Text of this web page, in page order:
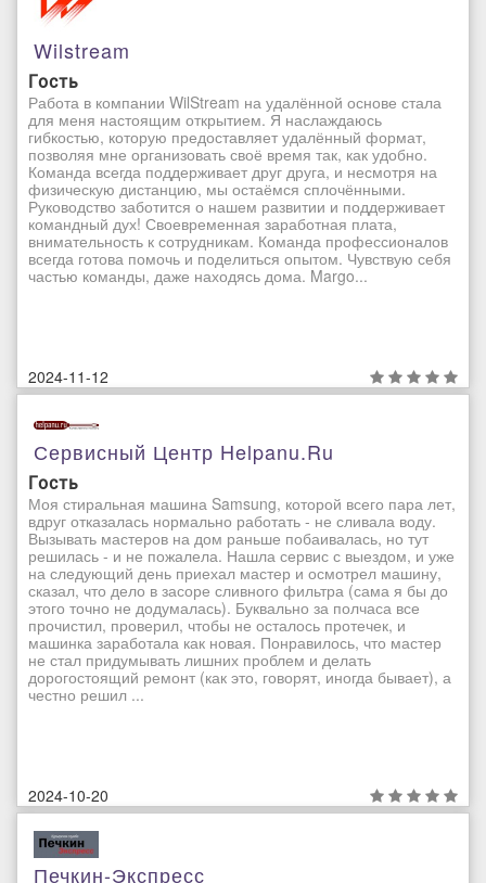
Wilstream
Гость
Работа в компании WilStream на удалённой основе стала
для меня настоящим открытием. Я наслаждаюсь
гибкостью, которую предоставляет удалённый формат,
позволяя мне организовать своё время так, как удобно.
Команда всегда поддерживает друг друга, и несмотря на
физическую дистанцию, мы остаёмся сплочёнными.
Руководство заботится о нашем развитии и поддерживает
командный дух! Своевременная заработная плата,
внимательность к сотрудникам. Команда профессионалов
всегда готова помочь и поделиться опытом. Чувствую себя
частью команды, даже находясь дома. Margo...
2024-11-12
Сервисный Центр Helpanu.ru
Гость
Моя стиральная машина Samsung, которой всего пара лет,
вдруг отказалась нормально работать - не сливала воду.
Вызывать мастеров на дом раньше побаивалась, но тут
решилась - и не пожалела. Нашла сервис с выездом, и уже
на следующий день приехал мастер и осмотрел машину,
сказал, что дело в засоре сливного фильтра (сама я бы до
этого точно не додумалась). Буквально за полчаса все
прочистил, проверил, чтобы не осталось протечек, и
машинка заработала как новая. Понравилось, что мастер
не стал придумывать лишних проблем и делать
дорогостоящий ремонт (как это, говорят, иногда бывает), а
честно решил ...
2024-10-20
Печкин-Экспресс